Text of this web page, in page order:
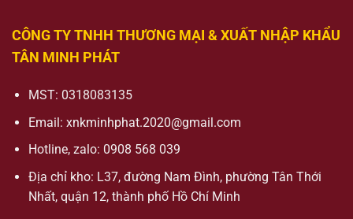
CÔNG TY TNHH THƯƠNG MẠI & XUẤT NHẬP KHẨU
TÂN MINH PHÁT
MST: 0318083135
Email: xnkminhphat.2020@gmail.com
Hotline, zalo: 0908 568 039
Địa chỉ kho: L37, đường Nam Đình, phường Tân Thới
Nhất, quận 12, thành phố Hồ Chí Minh